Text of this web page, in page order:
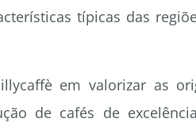
típicas das
em valorizar as
de cafés de